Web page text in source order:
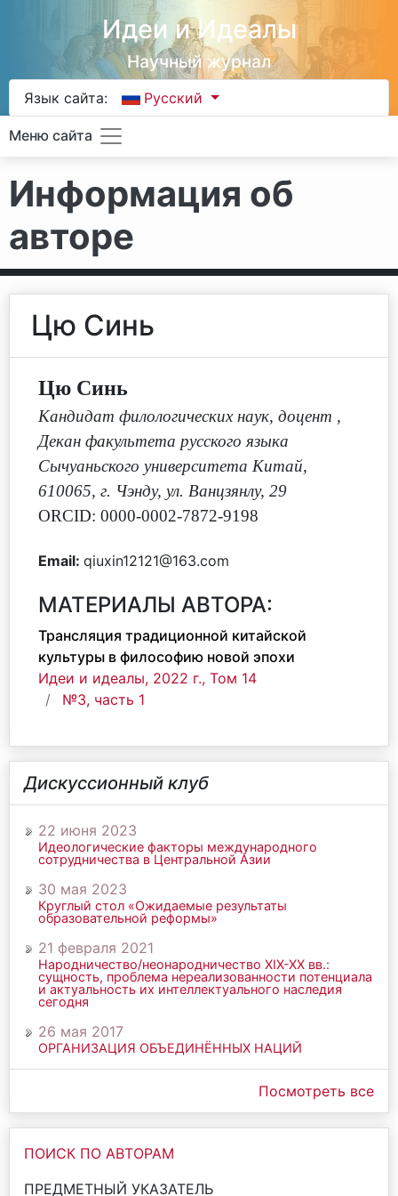
Идеи и Идеалы
Научный журнал
Язык сайта: Русский
Меню сайта
Информация об
авторе
Цю Синь
Цю Синь
Кандидат филологических наук, доцент ,
Декан факультета русского языка
Сычуаньского университета Китай,
610065, г. Чэнду, ул. Ванцзянлу, 29
ORCID: 0000-0002-7872-9198
Email: qiuxin12121@163.com
МАТЕРИАЛЫ АВТОРА:
Трансляция традиционной китайской
культуры в философию новой эпохи
Идеи и идеалы, 2022 г., Том 14
№3, часть 1
Дискуссионный клуб
22 июня 2023
Идеологические факторы международного
сотрудничества в Центральной Азии
30 мая 2023
Круглый стол «Ожидаемые результаты
образовательной реформы»
21 февраля 2021
Народничество/неонародничество ХIХ-ХХ вв.:
сущность, проблема нереализованности потенциала
и актуальность их интеллектуального наследия
сегодня
26 мая 2017
ОРГАНИЗАЦИЯ ОБЪЕДИНЁННЫХ НАЦИЙ
Посмотреть все
ПОИСК ПО АВТОРАМ
ПРЕДМЕТНЫЙ УКАЗАТЕЛЬ